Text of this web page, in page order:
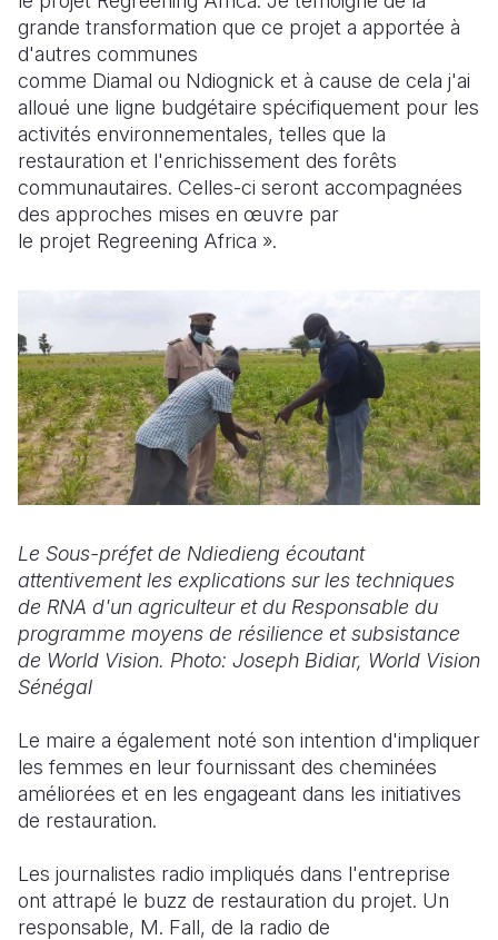
grande transformation que ce projet a apportée à
d'autres communes
comme Diamal ou Ndiognick et à cause de cela j'ai
alloué une ligne budgétaire spécifiquement pour les
activités environnementales, telles que la
restauration et l'enrichissement des forêts
communautaires. Celles-ci seront accompagnées
des approches mises en œuvre par
le projet Regreening Africa ».
Le Sous-préfet de Ndiedieng écoutant
attentivement les explications sur les techniques
de RNA d'un agriculteur et du Responsable du
programme moyens de résilience et subsistance
de World Vision. Photo: Joseph Bidiar, World Vision
Sénégal
Le maire a également noté son intention d'impliquer
les femmes en leur fournissant des cheminées
améliorées et en les engageant dans les initiatives
de restauration.
Les journalistes radio impliqués dans l'entreprise
ont attrapé le buzz de restauration du projet. Un
responsable, M. Fall, de la radio de